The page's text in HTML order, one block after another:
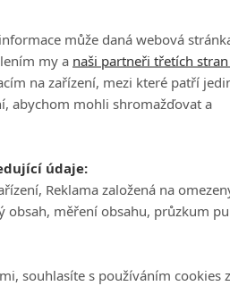
může daná webová
my a naši partneři třetích
na zařízení, mezi které patří
abychom mohli shromažďovat a
údaje:
Reklama založená na
obsah, měření obsahu, průzkum
souhlasíte s používáním cookies
který kolo zakončil s výsledkem
poslední doklepnutí do jamky,
radost se mísila s dojetím
Nemohl jsem uvěřit tomu, že se
a taky mnohem dál než